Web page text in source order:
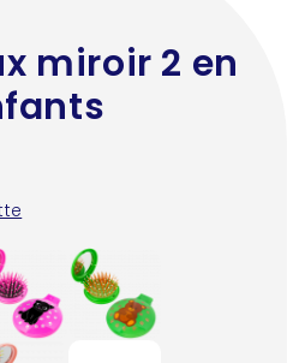
miroir 2 en